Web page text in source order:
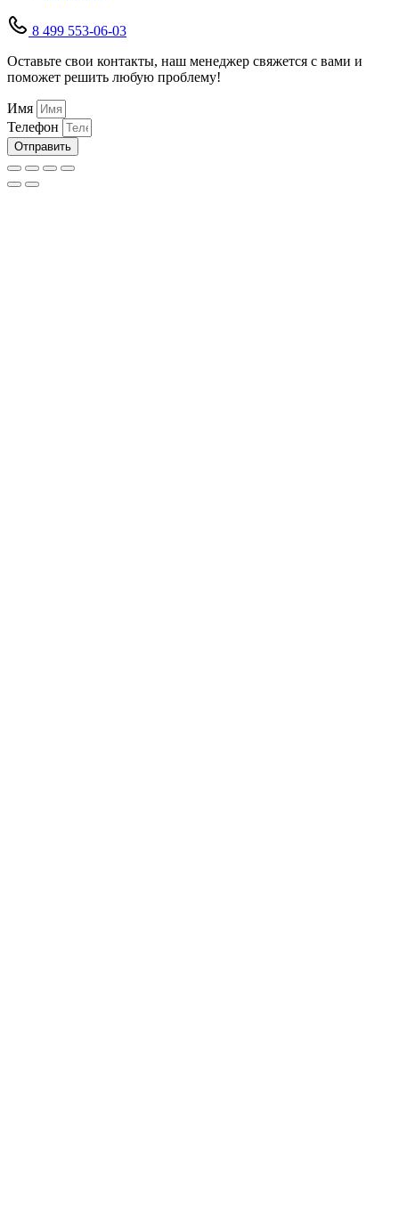
8 499 553-06-03
Оставьте свои контакты, наш менеджер свяжется с вами и
поможет решить любую проблему!
Имя
Телефон
Отправить